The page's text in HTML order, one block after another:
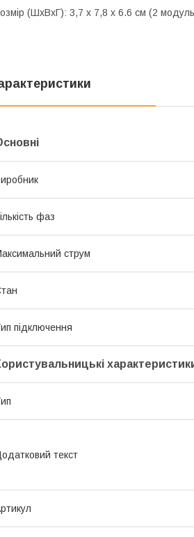
(ШхВхГ): 3,7 х 7,8 х 6.6 см (2
фаз
струм
підключення
текст